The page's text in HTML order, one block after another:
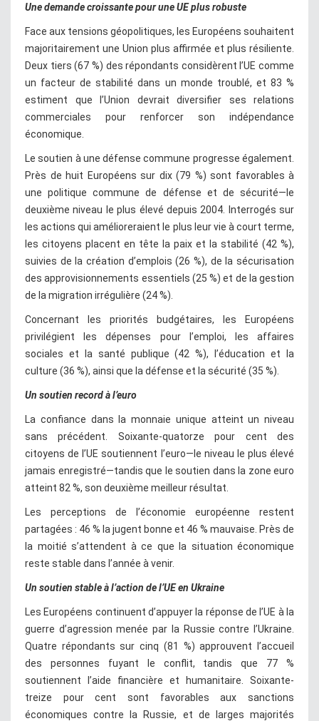
Une demande croissante pour une UE plus robuste
Face aux tensions géopolitiques, les Européens souhaitent
majoritairement une Union plus affirmée et plus résiliente.
Deux tiers (67 %) des répondants considèrent l’UE comme
un facteur de stabilité dans un monde troublé, et 83 %
estiment que l’Union devrait diversifier ses relations
commerciales pour renforcer son indépendance
économique.
Le soutien à une défense commune progresse également.
Près de huit Européens sur dix (79 %) sont favorables à
une politique commune de défense et de sécurité—le
deuxième niveau le plus élevé depuis 2004. Interrogés sur
les actions qui amélioreraient le plus leur vie à court terme,
les citoyens placent en tête la paix et la stabilité (42 %),
suivies de la création d’emplois (26 %), de la sécurisation
des approvisionnements essentiels (25 %) et de la gestion
de la migration irrégulière (24 %).
Concernant les priorités budgétaires, les Européens
privilégient les dépenses pour l’emploi, les affaires
sociales et la santé publique (42 %), l’éducation et la
culture (36 %), ainsi que la défense et la sécurité (35 %).
Un soutien record à l’euro
La confiance dans la monnaie unique atteint un niveau
sans précédent. Soixante-quatorze pour cent des
citoyens de l’UE soutiennent l’euro—le niveau le plus élevé
jamais enregistré—tandis que le soutien dans la zone euro
atteint 82 %, son deuxième meilleur résultat.
Les perceptions de l’économie européenne restent
partagées : 46 % la jugent bonne et 46 % mauvaise. Près de
la moitié s’attendent à ce que la situation économique
reste stable dans l’année à venir.
Un soutien stable à l’action de l’UE en Ukraine
Les Européens continuent d’appuyer la réponse de l’UE à la
guerre d’agression menée par la Russie contre l’Ukraine.
Quatre répondants sur cinq (81 %) approuvent l’accueil
des personnes fuyant le conflit, tandis que 77 %
soutiennent l’aide financière et humanitaire. Soixante-
treize pour cent sont favorables aux sanctions
économiques contre la Russie, et de larges majorités